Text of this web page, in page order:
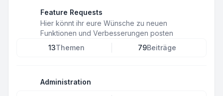
Feature Requests
Hier könnt ihr eure Wünsche zu neuen
Funktionen und Verbesserungen posten
13Themen 79Beiträge
Administration